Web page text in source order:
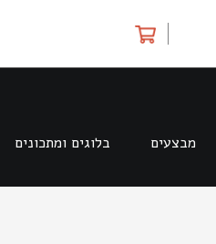
מבצעים בלוגים ומתכונים